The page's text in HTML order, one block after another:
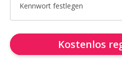
Kennwort festlegen
Kostenlos